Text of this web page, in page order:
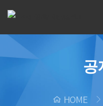
공
HOME